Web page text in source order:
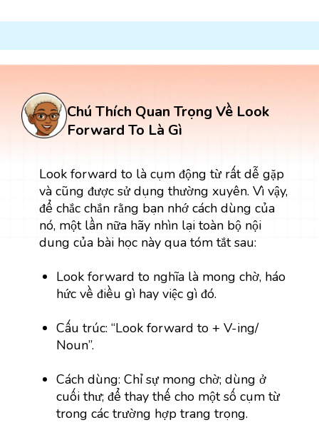
Chú Thích Quan Trọng Về Look
Forward To Là Gì
Look forward to là cụm động từ rất dễ gặp
và cũng được sử dụng thường xuyên. Vì vậy,
để chắc chắn rằng bạn nhớ cách dùng của
nó, một lần nữa hãy nhìn lại toàn bộ nội
dung của bài học này qua tóm tắt sau:
Look forward to nghĩa là mong chờ, háo
hức về điều gì hay việc gì đó.
Cấu trúc: “Look forward to + V-ing/
Noun”.
Cách dùng: Chỉ sự mong chờ; dùng ở
cuối thư; để thay thế cho một số cụm từ
trong các trường hợp trang trọng.